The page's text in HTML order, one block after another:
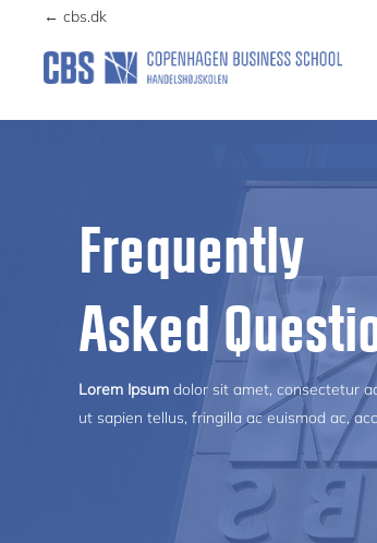
navigation
content← cbs.dk
Governance
Frequently
Asked
Lorem Ipsum dolor sit amet, consectetur
ut sapien tellus, fringilla ac euismod ac,